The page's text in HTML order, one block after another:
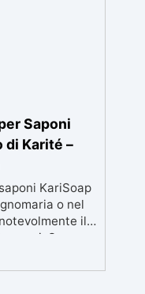
Saponi
di Karité –
KariSoap
o nel
il
Super
naturali e
organico che